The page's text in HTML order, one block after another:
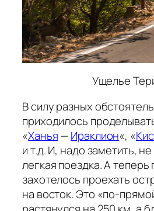
Ущелье
В силу разных
приходилось
«Ханья—Ираклион«, «
и т.д. И, надо заметить,
легкая поездка. А теперь
захотелось проехать
на восток. Это «по-